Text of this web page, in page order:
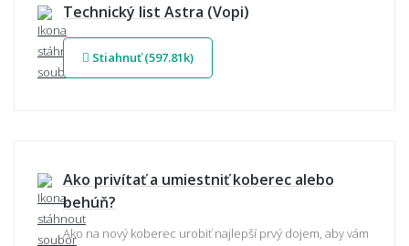
Technický list Astra (Vopi)
Stiahnuť (597.81k)
Ako privítať a umiestniť koberec alebo
behúň?
Ako na nový koberec urobiť najlepší prvý dojem, aby vám